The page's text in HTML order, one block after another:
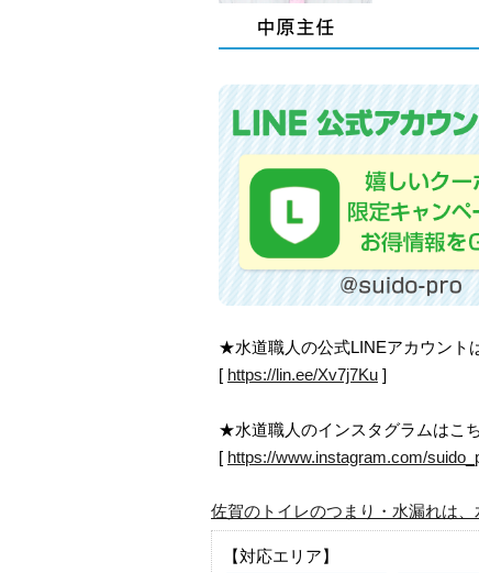
★水道職人の公式LINEアカウント
[ https://lin.ee/Xv7j7Ku ]
★水道職人のインスタグラムはこ
[ https://www.instagram.com/
佐賀のトイレのつまり・水漏れは
【対応エリア】